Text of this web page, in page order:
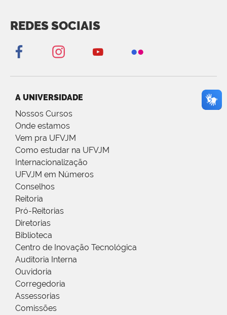
REDES SOCIAIS
A UNIVERSIDADE
Nossos Cursos
Onde estamos
Vem pra UFVJM
Como estudar na UFVJM
Internacionalização
UFVJM em Números
Conselhos
Reitoria
Pró-Reitorias
Diretorias
Biblioteca
Centro de Inovação Tecnológica
Auditoria Interna
Ouvidoria
Corregedoria
Assessorias
Comissões